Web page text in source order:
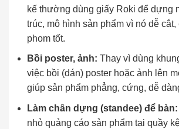
kế thường dùng giấy Roki để dựng
trúc, mô hình sản phẩm vì nó dễ
phom tốt.
Bồi poster, ảnh: Thay vì dùng
việc bồi (dán) poster hoặc ảnh lên
giúp sản phẩm phẳng, cứng, dễ
Làm chân dựng (standee) để bàn:
nhỏ quảng cáo sản phẩm tại quầy